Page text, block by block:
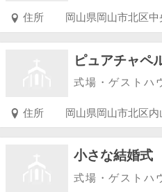
住所 岡山県岡山市北区中
ピュアチャペ
式場・ゲストハ
住所 岡山県岡山市北区
小さな結婚
式場・ゲストハ